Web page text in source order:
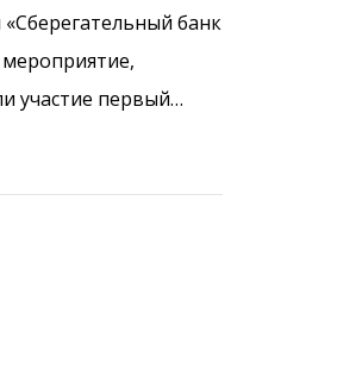
банк
участие первый